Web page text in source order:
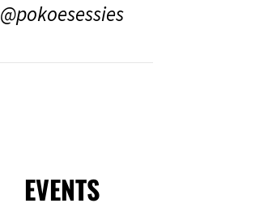
@pokoesessies
EVENTS